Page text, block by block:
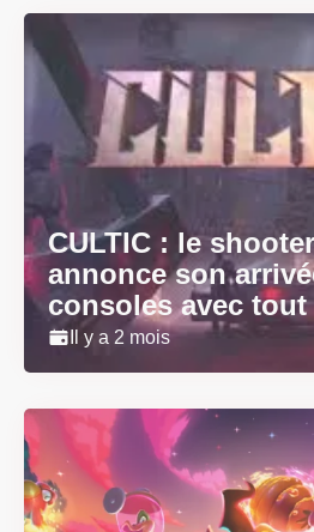
CULTIC : le
annonce son
consoles avec
Il y a 2 mois